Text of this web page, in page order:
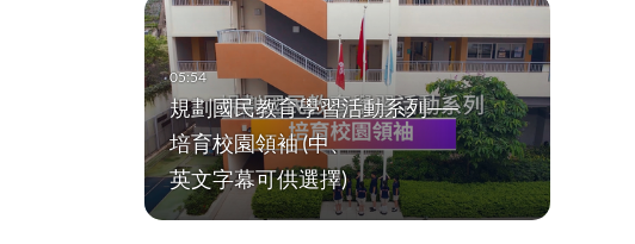
規劃國民教育學習活動系列──
培育校園領袖 (中、
英文字幕可供選擇)